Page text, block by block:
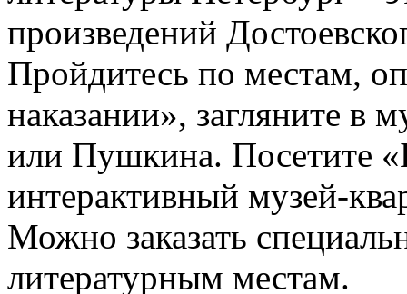
произведений
Пройдитесь по местам,
наказании», загляните в
или Пушкина. Посетите
интерактивный музей-
Можно заказать
литературным местам.